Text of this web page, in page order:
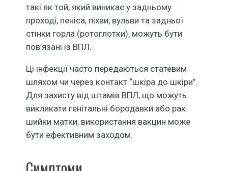
такі як той, який виникає у задньому
проході, пеніса, піхви, вульви та задньої
стінки горла (ротоглотки), можуть бути
пов’язані із ВПЛ.
Ці інфекції часто передаються статевим
шляхом чи через контакт “шкіра до шкіри”.
Для захисту від штамів ВПЛ, що можуть
викликати генітальні бородавки або рак
шийки матки, використання вакцин може
бути ефективним заходом.